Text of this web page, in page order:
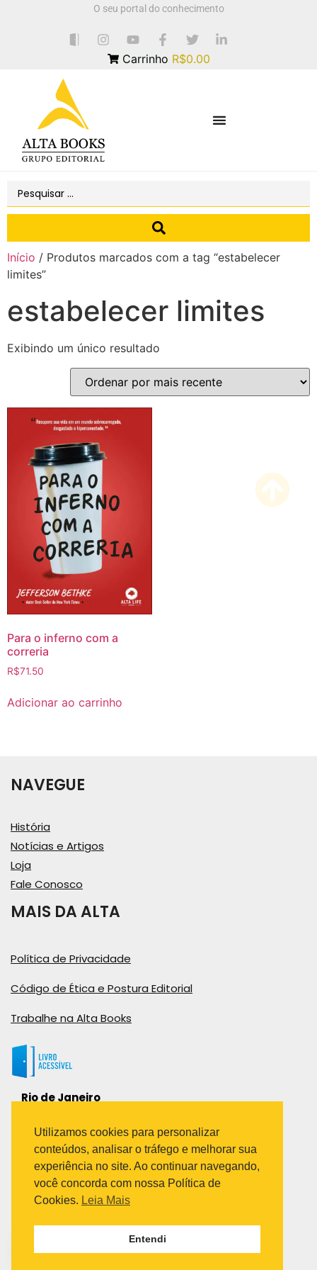
O seu portal do conhecimento
Carrinho R$0.00
Início / Produtos marcados com a tag “estabelecer
limites”
estabelecer limites
Exibindo um único resultado
Para o inferno com a
correria
R$71.50
Adicionar ao carrinho
NAVEGUE
História
Notícias e Artigos
Loja
Fale Conosco
MAIS DA ALTA
Política de Privacidade
Código de Ética e Postura Editorial
Trabalhe na Alta Books
Rio de Janeiro
Bairro Industrial do Jacaré
Rio de Janeiro – RJ – CEP: 20970-031
Telefone:
(21) 3278-8069
(21) 3995-7512
Avenida Paulista 1636 / sala 1407
Utilizamos cookies para personalizar
conteúdos, analisar o tráfego e melhorar sua
experiência no site. Ao continuar navegando,
você concorda com nossa Política de
Cookies. Leia Mais
Entendi